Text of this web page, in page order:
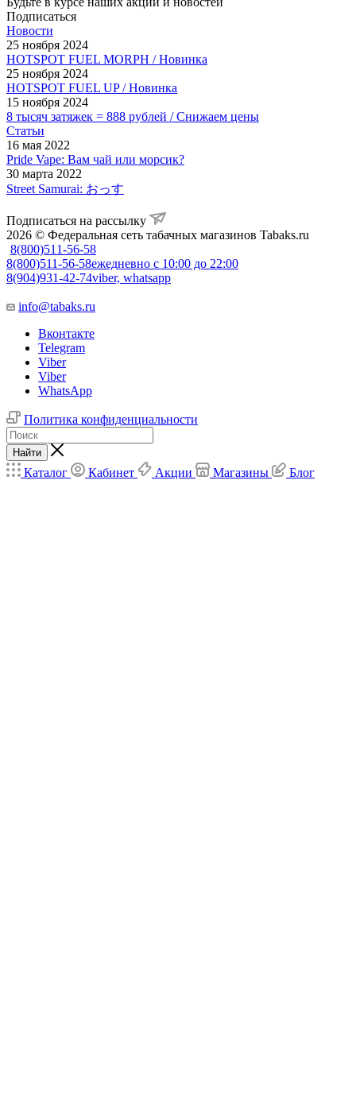
Подписаться
Новости
25 ноября 2024
HOTSPOT FUEL MORPH / Новинка
25 ноября 2024
HOTSPOT FUEL UP / Новинка
15 ноября 2024
8 тысяч затяжек = 888 рублей / Снижаем цены
Статьи
16 мая 2022
Pride Vape: Вам чай или морсик?
30 марта 2022
Street Samurai: おっす
Подписаться на рассылку
2026 © Федеральная сеть табачных магазинов Tabaks.ru
8(800)511-56-58
8(800)511-56-58ежедневно с 10:00 до 22:00
8(904)931-42-74viber, whatsapp
info@tabaks.ru
Вконтакте
Telegram
Viber
Viber
WhatsApp
Политика конфиденциальности
Найти
Каталог Кабинет Акции Магазины Блог